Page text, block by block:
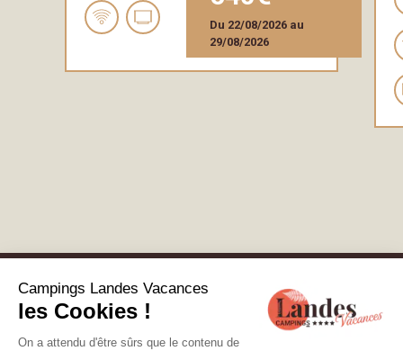
Du 22/08/2026au
29/08/2026